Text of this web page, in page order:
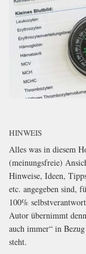
HINWEIS
Alles was in diesem
(meinungsfreie)
Hinweise, Ideen,
etc. angegeben sind,
100%
Autor übernimmt
auch immer“ in
steht.